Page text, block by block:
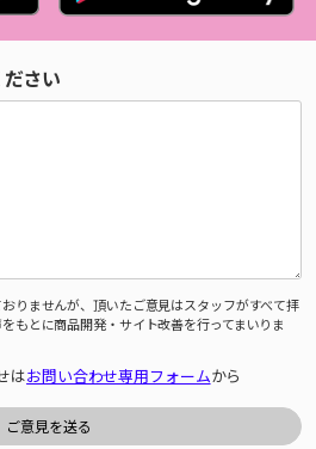
さい
りませんが、頂いたご意見はスタッフがすべて拝
もとに商品開発・サイト改善を行ってまいりま
はお問い合わせ専用フォームから